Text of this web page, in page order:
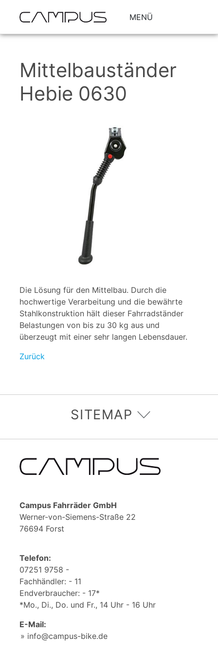
MENÜ
Mittelbauständer
Hebie 0630
Die Lösung für den Mittelbau. Durch die
hochwertige Verarbeitung und die bewährte
Stahlkonstruktion hält dieser Fahrradständer
Belastungen von bis zu 30 kg aus und
überzeugt mit einer sehr langen Lebensdauer.
Zurück
SITEMAP
Campus Fahrräder GmbH
Werner-von-Siemens-Straße 22
76694 Forst
Telefon:
07251 9758 -
Fachhändler: - 11
Endverbraucher: - 17*
*Mo., Di., Do. und Fr., 14 Uhr - 16 Uhr
E-Mail:
info@campus-bike.de